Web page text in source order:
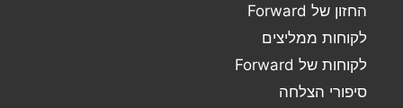
החזון של Forward
לקוחות ממליצים
לקוחות של Forward
סיפורי הצלחה